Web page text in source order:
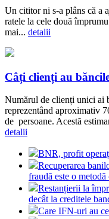
Un cititor ni s-a plâns că a
ratele la cele două
mai... detalii
Câți clienți au
Numărul de clienți unici ai
reprezentând aproximativ
de persoane. Acestă
detalii
BNR, profit
Recuperarea
fraudă este o
Restanțierii la
decât la creditele
Care IFN-uri au